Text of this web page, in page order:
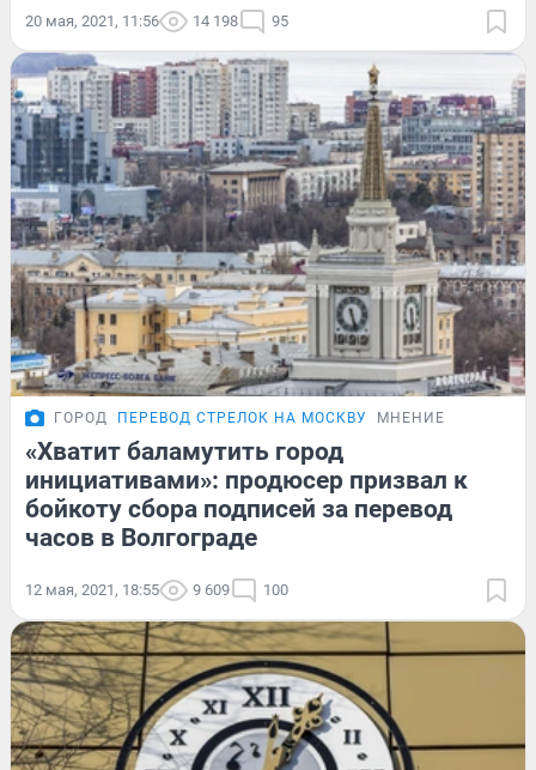
20 мая, 2021, 11:56 14 198 95
ГОРОД ПЕРЕВОД СТРЕЛОК НА МОСКВУ МНЕНИЕ
«Хватит баламутить город
инициативами»: продюсер призвал к
бойкоту сбора подписей за перевод
часов в Волгограде
12 мая, 2021, 18:55 9 609 100